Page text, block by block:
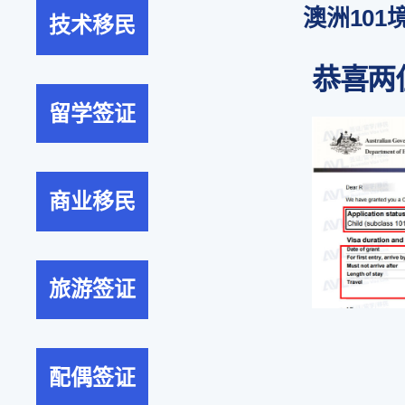
技术移民
留学签证
商业移民
旅游签证
配偶签证
澳洲101
恭喜两